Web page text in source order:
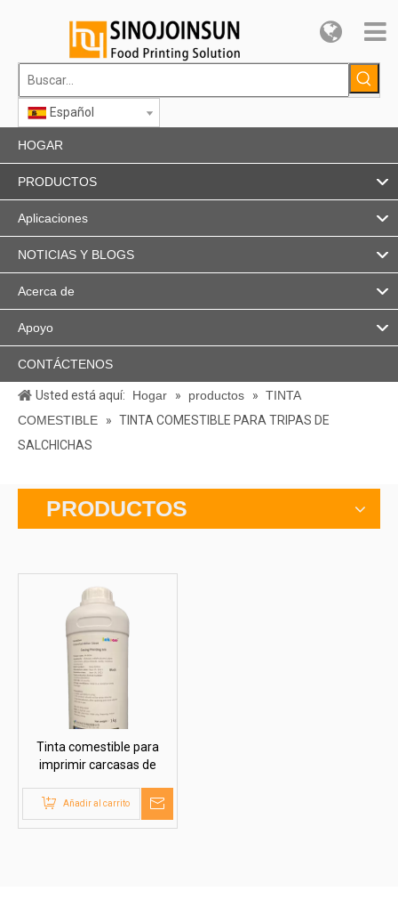
Español
HOGAR
PRODUCTOS
Aplicaciones
NOTICIAS Y BLOGS
Acerca de
Apoyo
CONTÁCTENOS
Usted está aquí: Hogar » productos » TINTA
COMESTIBLE
» TINTA COMESTIBLE PARA TRIPAS DE
SALCHICHAS
PRODUCTOS
Tinta comestible para
imprimir carcasas de
Añadir al carrito